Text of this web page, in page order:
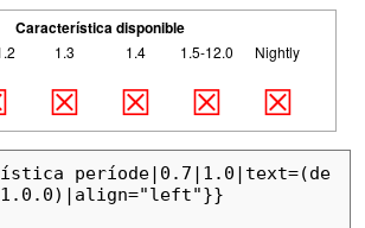
Característica disponible
1.3
☒
1.4
☒
1.5-12.0
☒
Nightly
☒
període|0.7|1.0|text=(de